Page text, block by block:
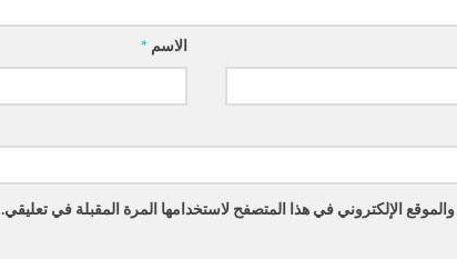
الاسم*
الإلكتروني في هذا المتصفح لاستخدامها المرة المقبلة في تعليقي.